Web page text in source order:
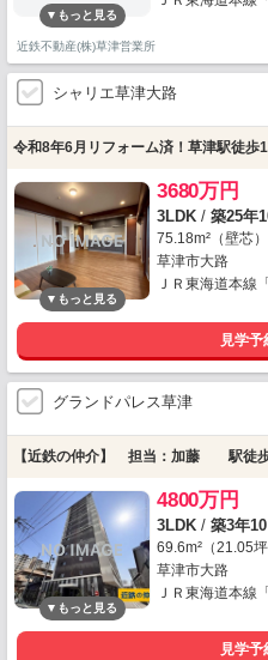
近鉄不動産(株)草津営業所
シャリエ草津大路
令和8年6月リフォーム済！草津駅徒歩
3680万円
3LDK / 築25年
75.18m²（壁芯）
草津市大路
ＪＲ東海道本線
見学予
グランドパレス草津
【近鉄の仲介】 担当：加藤 駅徒
4800万円
3LDK / 築3年10
69.6m²（21.05坪
草津市大路
ＪＲ東海道本線
見学予